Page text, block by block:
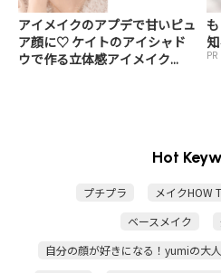
アイメイクのアプデで甘いピュ
ア顔に♡ ケイトのアイシャド
ウで作る立体感アイメイク...
PR
Hot
プチプラ メイクHOW
ベースメイク
自分の顔が好きになる！yumiの大